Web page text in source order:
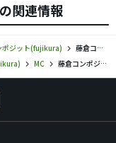
関連情報
ポジット(fujikura)
藤倉コンポジット／MC／シャフトの口コミ評価
MC 藤倉コンポジット／MC／シャフトの口コミ評価